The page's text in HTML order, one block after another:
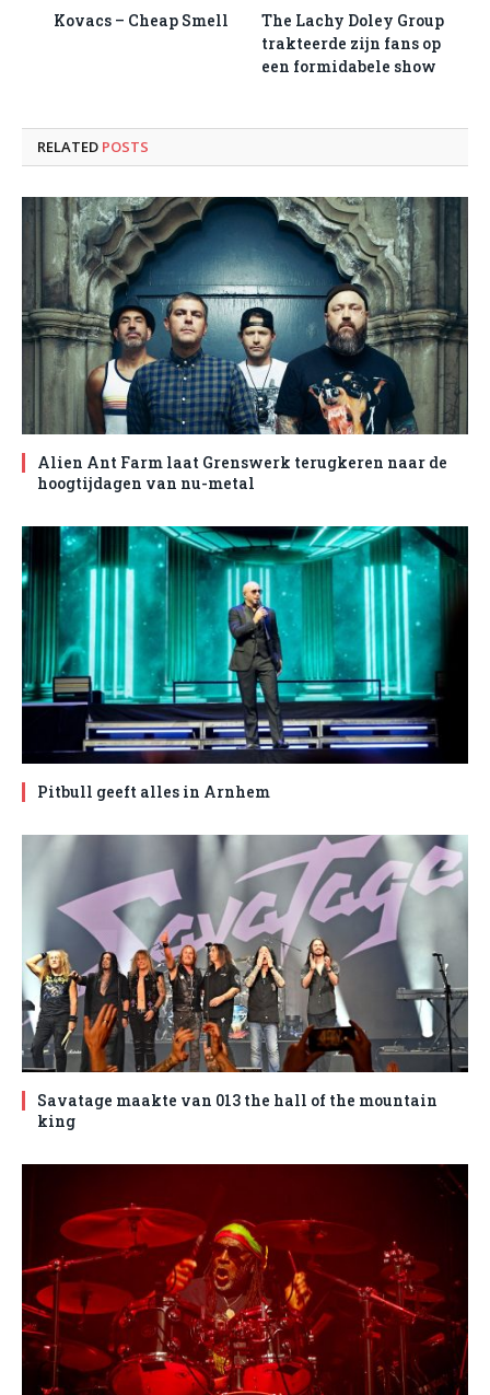
Kovacs – Cheap Smell
The Lachy Doley Group
trakteerde zijn fans op
een formidabele show
RELATED POSTS
Alien Ant Farm laat Grenswerk terugkeren naar de
hoogtijdagen van nu-metal
Pitbull geeft alles in Arnhem
Savatage maakte van 013 the hall of the mountain
king